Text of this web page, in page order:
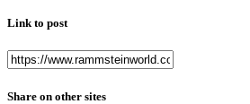
Link to post
Share on other sites